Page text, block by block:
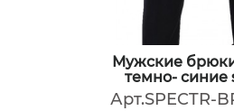
Мужские
темно- синие
Арт.SPECTR-